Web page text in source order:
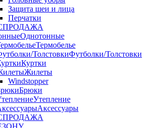
Защита шеи и лица
Перчатки
Однотонные
Термобелье
Футболки/Толстовки
Куртки
Жилеты
Windstopper
Брюки
Утепление
Аксессуары